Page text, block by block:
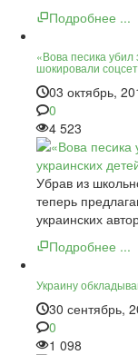
Подробнее ...
«Вова песика
шокировали
03 октябрь,
0
4 523
Убрав из
теперь
украинских
Подробнее ...
Украину
30 сентябрь,
0
1 098